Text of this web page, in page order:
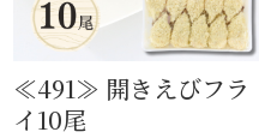
≪491≫ 開きえびフラ
イ10尾